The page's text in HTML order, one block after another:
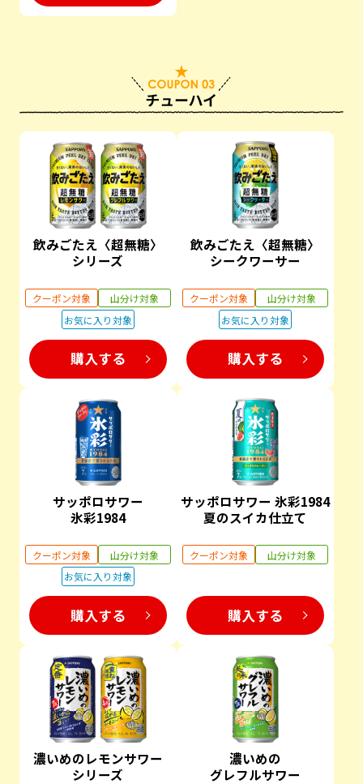
飲みごたえ〈超無糖〉
シリーズ
クーポン対象
山分け対象
お気に入り対象
購入する
飲みごたえ〈超無糖〉
シークワーサー
クーポン対象
山分け対象
お気に入り対象
購入する
サッポロサワー
氷彩1984
クーポン対象
山分け対象
お気に入り対象
購入する
サッポロサワー 氷彩1984
夏のスイカ仕立て
クーポン対象 山分け対象
購入する
濃いめのレモンサワー
シリーズ
濃いめの
グレフルサワー